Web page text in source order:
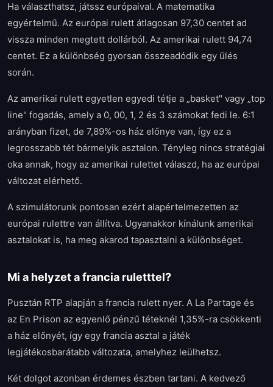
Ha választhatsz, játssz európaival. A matematika
egyértelmű. Az európai rulett átlagosan 97,30 centet ad
vissza minden megtett dollárból. Az amerikai rulett 94,74
centet. Ez a különbség gyorsan összeadódik egy ülés
során.
Az amerikai rulett egyetlen egyedi tétje a „basket" vagy „top
line" fogadás, amely a 0, 00, 1, 2 és 3 számokat fedi le. 6:1
arányban fizet, de 7,89%-os ház előnye van, így ez a
legrosszabb tét bármelyik asztalon. Tényleg nincs stratégiai
oka annak, hogy az amerikai rulettet válaszd, ha az európai
változat elérhető.
A szimulátorunk pontosan ezért alapértelmezetten az
európai rulettre van állítva. Ugyanakkor kínálunk amerikai
asztalokat is, ha meg akarod tapasztalni a különbséget.
Mi a helyzet a francia ruletttel?
Pusztán RTP alapján a francia rulett nyer. A La Partage és
az En Prison az egyenlő pénzű téteknél 1,35%-ra csökkenti
a ház előnyét, így egy francia asztal a játék
legjátékosbarátabb változata, amelyhez leülhetsz.
Két dolgot azonban érdemes észben tartani. A kedvező